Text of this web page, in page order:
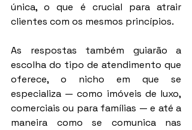
única, o que é crucial para atrair
clientes com os mesmos princípios.
As respostas também guiarão a
escolha do tipo de atendimento que
oferece, o nicho em que se
especializa — como imóveis de luxo,
comerciais ou para famílias — e até a
maneira como se comunica nas